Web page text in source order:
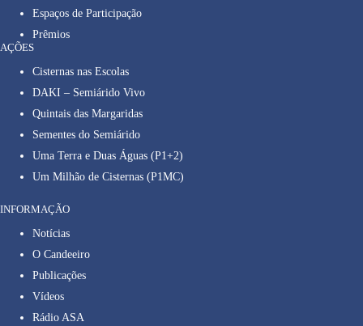
Espaços de Participação
Prêmios
AÇÕES
Cisternas nas Escolas
DAKI – Semiárido Vivo
Quintais das Margaridas
Sementes do Semiárido
Uma Terra e Duas Águas (P1+2)
Um Milhão de Cisternas (P1MC)
INFORMAÇÃO
Notícias
O Candeeiro
Publicações
Vídeos
Rádio ASA